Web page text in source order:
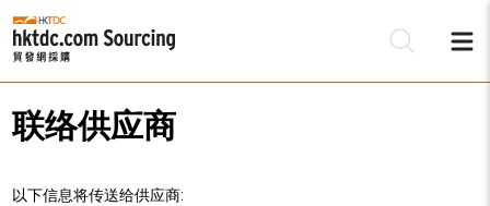
联络供应商
以下信息将传送给供应商: